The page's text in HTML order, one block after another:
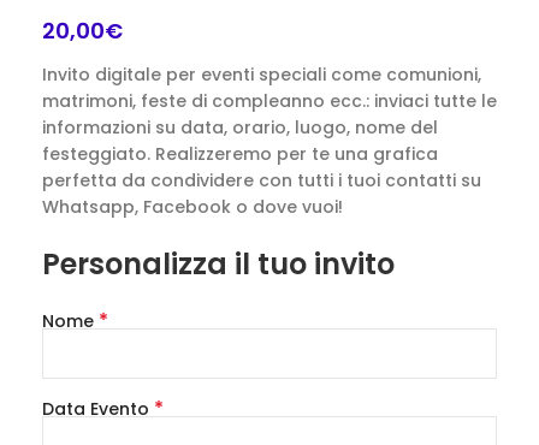
20,00€
Invito digitale per eventi speciali come comunioni,
matrimoni, feste di compleanno ecc.: inviaci tutte le
informazioni su data, orario, luogo, nome del
festeggiato. Realizzeremo per te una grafica
perfetta da condividere con tutti i tuoi contatti su
Whatsapp, Facebook o dove vuoi!
Personalizza il tuo invito
Nome *
Data Evento *